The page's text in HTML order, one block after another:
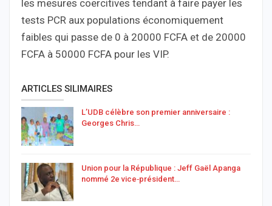
les mesures coercitives tendant à faire payer les
tests PCR aux populations économiquement
faibles qui passe de 0 à 20000 FCFA et de 20000
FCFA à 50000 FCFA pour les VIP.
ARTICLES SILIMAIRES
L’UDB célèbre son premier anniversaire :
Georges Chris…
Union pour la République : Jeff Gaël Apanga
nommé 2e vice‑président…